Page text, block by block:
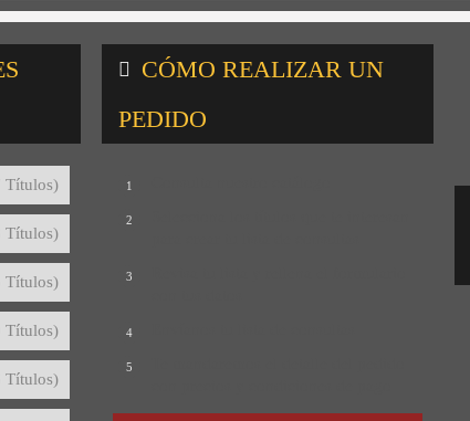
Títulos)
Títulos)
Títulos)
Títulos)
Títulos)
CÓMO REALIZAR UN
PEDIDO
1
2
3
4
5